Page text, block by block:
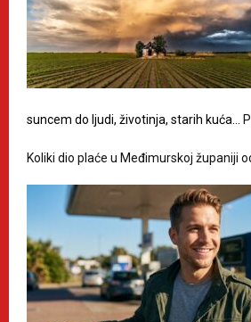
suncem do ljudi, životinja, starih kuća…
Koliki dio plaće u Međimurskoj županiji